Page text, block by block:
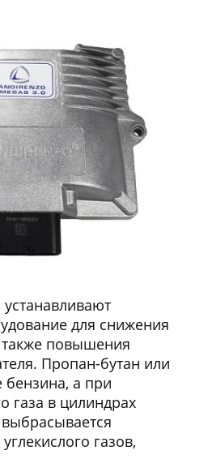
для снижения
также повышения
Пропан-бутан или
бензина, а при
газа в цилиндрах
газов,